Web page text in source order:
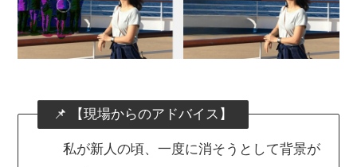
📌 【現場からのアドバイス】
私が新人の頃、一度に消そうとして背景が